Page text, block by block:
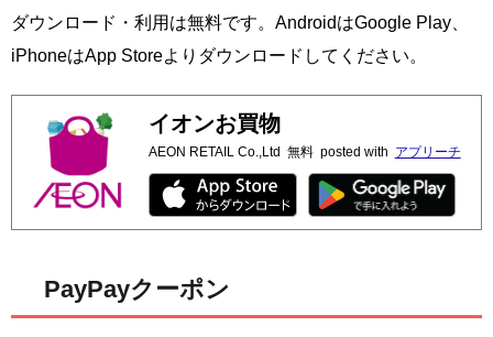
ダウンロード・利用は無料です。AndroidはGoogle Play、
iPhoneはApp Storeよりダウンロードしてください。
イオンお買物
AEON RETAIL Co.,Ltd 無料 posted with アプリーチ
PayPayクーポン